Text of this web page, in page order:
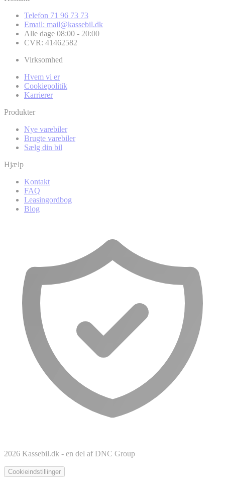
Telefon 71 96 73 73
Email: mail@kassebil.dk
Alle dage 08:00 - 20:00
CVR: 41462582
Virksomhed
Hvem vi er
Cookiepolitik
Karrierer
Produkter
Nye varebiler
Brugte varebiler
Sælg din bil
Hjælp
Kontakt
FAQ
Leasingordbog
Blog
2026 Kassebil.dk - en del af DNC Group
Cookieindstillinger